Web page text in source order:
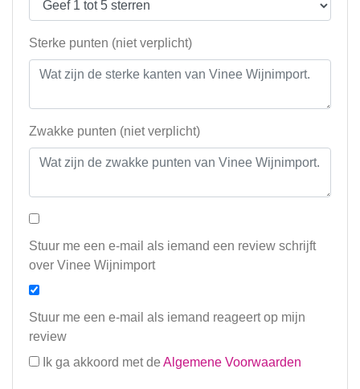
Sterke punten (niet verplicht)
Zwakke punten (niet verplicht)
Stuur me een e-mail als iemand een review schrijft
over Vinee Wijnimport
Stuur me een e-mail als iemand reageert op mijn
review
Ik ga akkoord met de Algemene Voorwaarden